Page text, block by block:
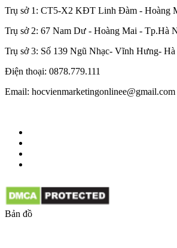
Trụ sở 1: CT5-X2 KĐT Linh Đàm - Hoàng
Trụ sở 2: 67 Nam Dư - Hoàng Mai - Tp.Hà
Trụ sở 3: Số 139 Ngũ Nhạc- Vĩnh Hưng-
Điện thoại: 0878.779.111
Email: hocvienmarketingonlinee@gmail.com
Bản đồ